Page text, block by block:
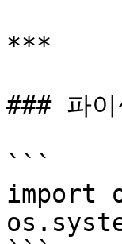
***
### 파
```
import